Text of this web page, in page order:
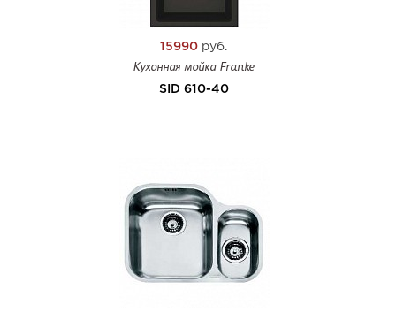
15990 руб.
Кухонная мойка Franke
SID 610-40